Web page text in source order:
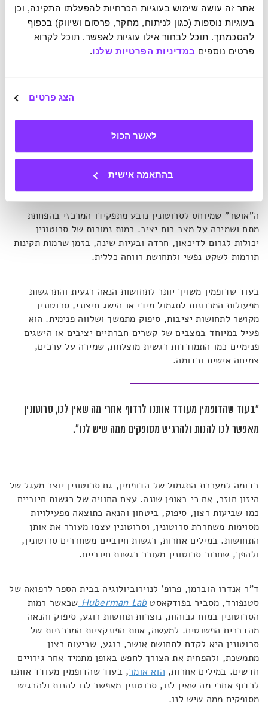
פרטים נוספים במדיניות הפרטיות שלנו.
הצג פרטים
לאשר הכול
בהתאמה אישית
מסבל, בזמן שכל גירוי נוסף מחליש את המערכת עוד יותר והופך
את פוטנציאל הסבל לגבוה יותר. ואם לא דיבכך, חברות
הגיימינג, הסטרימינג, הרשתות החברתיות והאפליקציות השונות
מפתחות באופן מכוון את הפלטפורמות שלהן כך שייצרו מלכודות
הסיליקון "מעבדות דופמין".
הוא מוליך עצבי נוסף שנחשב לאחד מארבעת "הורמוני
האושר". בדומה לדופמין הוא קשור ישירות לוויסות מצב הרוח,
תפקיד חשוב גם במערכת העיכול והחיסון.
ה"אושר" שמיוחס לסרוטונין נובע מתפקידו המרכזי בהפחתת
מתח ושמירה על מצב רוח יציב. רמות נמוכות של סרוטונין
יכולות לגרום לדיכאון, חרדה ובעיות שינה, בזמן שרמות תקינות
תורמות לשקט נפשי ולתחושת רווחה כללית.
בעוד שדופמין משויך יותר לתחושות הנאה רגעית והתרגשות
מפעולות המכוונות לתגמול מידי או הישג חיצוני, סרוטונין
מקושר לתחושות יציבות, סיפוק מתמשך ושלווה פנימית. הוא
פעיל במיוחד במצבים של קשרים חברתיים יציבים או הישגים
פנימיים כמו התמודדות רגשית מוצלחת, שמירה על ערכים,
צמיחה אישית וכדומה.
"בעוד שהדופמין מעודד אותנו לרדוף אחרי מה שאין לנו, סרוטונין
מאפשר לנו להנות ולהרגיש מסופקים ממה שיש לנו".
בדומה למערכת התגמול של הדופמין, גם סרוטונין יוצר מעגל של
היזון חוזר, אם כי באופן שונה. עצם החוויה של רגשות חיוביים
כמו שביעות רצון, סיפוק, ביטחון והנאה כתוצאה מפעילויות
מסוימות משחררת סרוטונין, וסרוטונין עצמו מעורר את אותן
התחושות. במילים אחרות, רגשות חיוביים משחררים סרוטונין,
ולהפך, שחרור סרוטונין מעורר רגשות חיוביים.
ד"ר אנדרו הוברמן, פרופ' לנוירוביולוגיה בבית הספר לרפואה של
סטנפורד, מסביר בפודקאסטHuberman Lab שכאשר רמות
הסרוטונין במוח גבוהות, נוצרות תחושות רוגע, סיפוק והנאה
מהדברים הפשוטים. למעשה, אחת הפונקציות המרכזיות של
סרוטונין היא לקדם לתחושת אושר, רוגע, שביעות רצון
מתמשכת, ולהפחית את הצורך לחפש באופן מתמיד אחר גירויים
חדשים. במילים אחרות, הוא אומר, בעוד שהדופמין מעודד אותנו
לרדוף אחרי מה שאין לנו, סרוטונין מאפשר לנו להנות ולהרגיש
מסופקים ממה שיש לנו.